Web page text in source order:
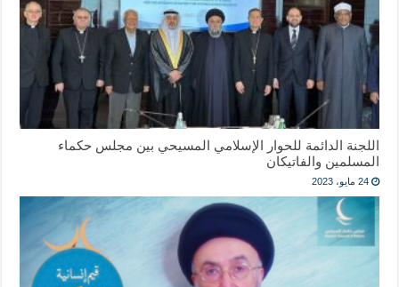
اللجنة الدائمة للحوار الإسلامي المسيحي بين مجلس حكماء
المسلمين والفاتيكان
24 مايو، 2023